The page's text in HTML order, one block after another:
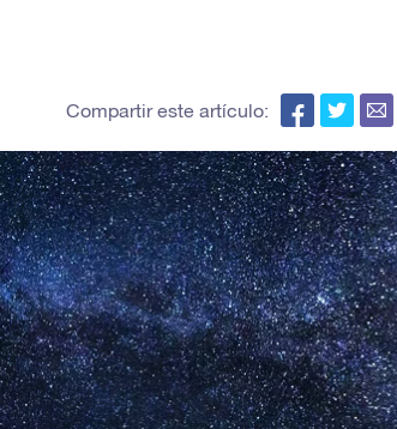
Compartir este artículo: